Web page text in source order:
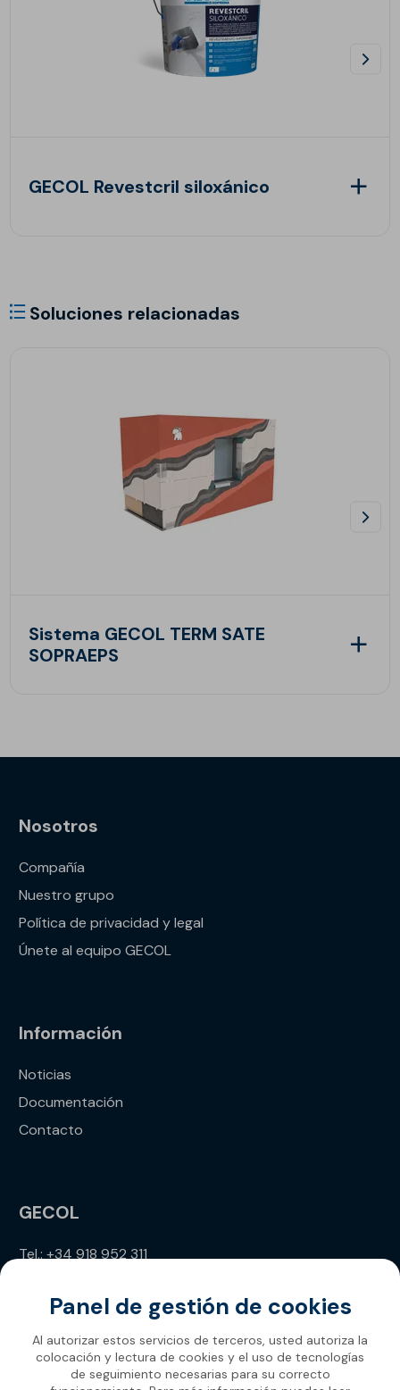
GECOL Revestcril siloxánico
Soluciones relacionadas
Sistema GECOL TERM SATE
SOPRAEPS
Nosotros
Compañía
Nuestro grupo
Política de privacidad y legal
Únete al equipo GECOL
Información
Noticias
Documentación
Contacto
GECOL
Tel.: +34 918 952 311
Panel de gestión de cookies
Al autorizar estos servicios de terceros, usted autoriza la
colocación y lectura de cookies y el uso de tecnologías
de seguimiento necesarias para su correcto